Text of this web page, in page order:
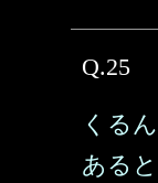
Q.25
くる
ある